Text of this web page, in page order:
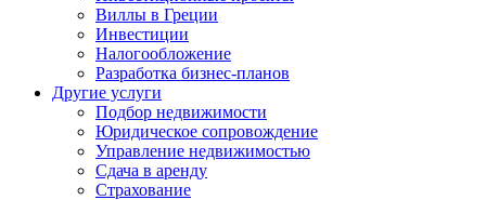
Виллы в Греции
Инвестиции
Налогообложение
Разработка бизнес-планов
Другие услуги
Подбор недвижимости
Юридическое сопровождение
Управление недвижимостью
Сдача в аренду
Страхование